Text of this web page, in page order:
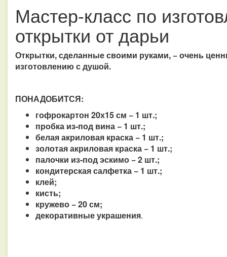
Мастер-класс по
открытки от дарьи
Открытки, сделанные своими руками, − очень
изготовлению с душой.
ПОНАДОБИТСЯ:
гофрокартон 20х15 см − 1 шт.;
пробка из-под вина − 1 шт.;
белая акриловая краска − 1 шт.;
золотая акриловая краска − 1 шт.;
палочки из-под эскимо − 2 шт.;
кондитерская салфетка − 1 шт.;
клей;
кисть;
кружево − 20 см;
декоративные украшения.